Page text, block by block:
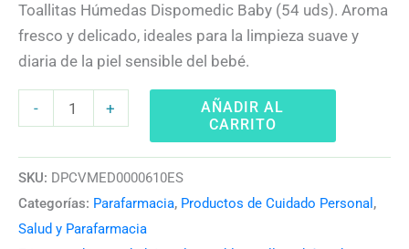
Toallitas Húmedas Dispomedic Baby (54 uds). Aroma
fresco y delicado, ideales para la limpieza suave y
diaria de la piel sensible del bebé.
- +
AÑADIR AL
CARRITO
SKU: DPCVMED0000610ES
Categorías: Parafarmacia, Productos de Cuidado Personal ,
Salud y Parafarmacia